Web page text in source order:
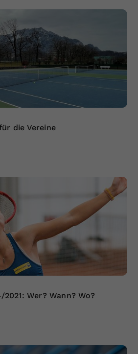
die Vereine
Wer? Wann? Wo?
Wert speichert Ihre Consent-
Unter anderem eine
generierte ID, für die
Speicherung Ihrer
Einstellungen, falls der
Betreiber dies eingestellt